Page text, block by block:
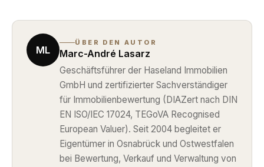
ML
ÜBER DEN AUTOR
Marc-André Lasarz
Geschäftsführer der Haseland Immobilien
GmbH und zertifizierter Sachverständiger
für Immobilienbewertung (DIAZert nach DIN
EN ISO/IEC 17024, TEGoVA Recognised
European Valuer). Seit 2004 begleitet er
Eigentümer in Osnabrück und Ostwestfalen
bei Bewertung, Verkauf und Verwaltung von